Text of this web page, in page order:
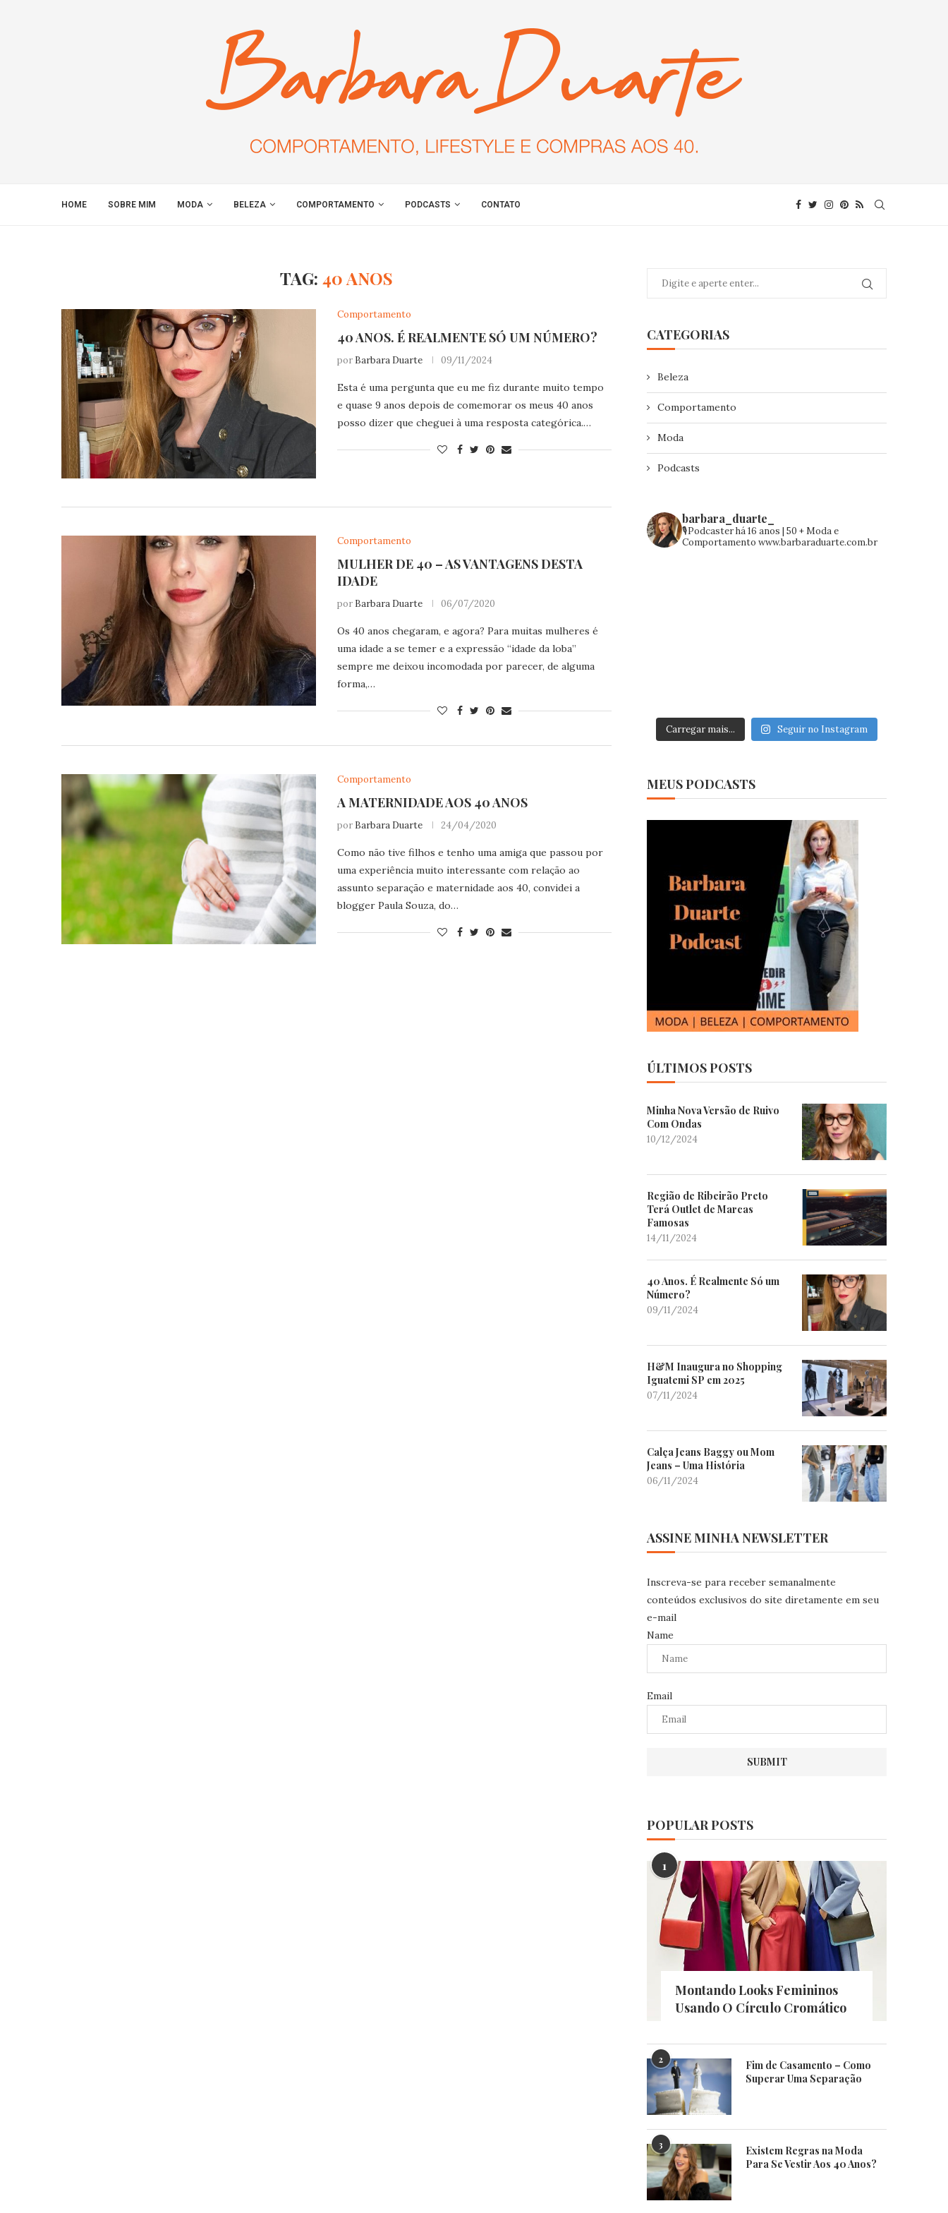
HOME SOBRE MIM MODA BELEZA COMPORTAMENTO PODCASTS CONTATO
TAG: 40 ANOS
Comportamento
40 ANOS. É REALMENTE SÓ UM NÚMERO?
por Barbara Duarte 09/11/2024
Esta é uma pergunta que eu me fiz durante muito tempo
e quase 9 anos depois de comemorar os meus 40 anos
posso dizer que cheguei à uma resposta categórica.…
Comportamento
MULHER DE 40 – AS VANTAGENS DESTA
IDADE
por Barbara Duarte 06/07/2020
Os 40 anos chegaram, e agora? Para muitas mulheres é
uma idade a se temer e a expressão “idade da loba”
sempre me deixou incomodada por parecer, de alguma
forma,…
Comportamento
A MATERNIDADE AOS 40 ANOS
por Barbara Duarte 24/04/2020
Como não tive filhos e tenho uma amiga que passou por
uma experiência muito interessante com relação ao
assunto separação e maternidade aos 40, convidei a
blogger Paula Souza, do…
CATEGORIAS
Beleza
Comportamento
Moda
Podcasts
barbara_duarte_
🎙️Podcaster há 16 anos | 50 +Moda e
Comportamento www.barbaraduarte.com.br
Carregar mais... Seguir no Instagram
MEUS PODCASTS
ÚLTIMOS POSTS
Minha Nova Versão de Ruivo
Com Ondas
10/12/2024
Região de Ribeirão Preto
Terá Outlet de Marcas
Famosas
14/11/2024
40 Anos. É Realmente Só um
Número?
09/11/2024
H&M Inaugura no Shopping
Iguatemi SP em 2025
07/11/2024
Calça Jeans Baggy ou Mom
Jeans – Uma História
06/11/2024
ASSINE MINHA NEWSLETTER
Inscreva-se para receber semanalmente
conteúdos exclusivos do site diretamente em seu
e-mail
Name
Email
POPULAR POSTS
1
Montando Looks Femininos
Usando O Círculo Cromático
2
Fim de Casamento – Como
Superar Uma Separação
3
Existem Regras na Moda
Para Se Vestir Aos 40 Anos?